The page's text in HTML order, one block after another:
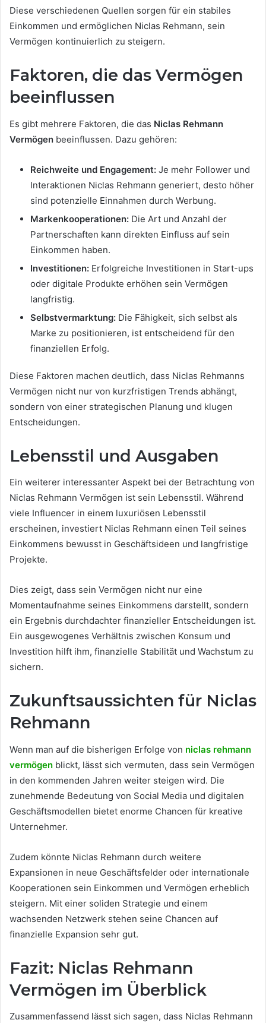
Diese verschiedenen Quellen sorgen für ein stabiles
Einkommen und ermöglichen Niclas Rehmann, sein
Vermögen kontinuierlich zu steigern.
Faktoren, die das Vermögen
beeinflussen
Es gibt mehrere Faktoren, die das Niclas Rehmann
Vermögen beeinflussen. Dazu gehören:
Reichweite und Engagement: Je mehr Follower und
Interaktionen Niclas Rehmann generiert, desto höher
sind potenzielle Einnahmen durch Werbung.
Markenkooperationen: Die Art und Anzahl der
Partnerschaften kann direkten Einfluss auf sein
Einkommen haben.
Investitionen: Erfolgreiche Investitionen in Start-ups
oder digitale Produkte erhöhen sein Vermögen
langfristig.
Selbstvermarktung: Die Fähigkeit, sich selbst als
Marke zu positionieren, ist entscheidend für den
finanziellen Erfolg.
Diese Faktoren machen deutlich, dass Niclas Rehmanns
Vermögen nicht nur von kurzfristigen Trends abhängt,
sondern von einer strategischen Planung und klugen
Entscheidungen.
Lebensstil und Ausgaben
Ein weiterer interessanter Aspekt bei der Betrachtung von
Niclas Rehmann Vermögen ist sein Lebensstil. Während
viele Influencer in einem luxuriösen Lebensstil
erscheinen, investiert Niclas Rehmann einen Teil seines
Einkommens bewusst in Geschäftsideen und langfristige
Projekte.
Dies zeigt, dass sein Vermögen nicht nur eine
Momentaufnahme seines Einkommens darstellt, sondern
ein Ergebnis durchdachter finanzieller Entscheidungen ist.
Ein ausgewogenes Verhältnis zwischen Konsum und
Investition hilft ihm, finanzielle Stabilität und Wachstum zu
sichern.
Zukunftsaussichten für Niclas
Rehmann
Wenn man auf die bisherigen Erfolge von niclas rehmann
vermögen blickt, lässt sich vermuten, dass sein Vermögen
in den kommenden Jahren weiter steigen wird. Die
zunehmende Bedeutung von Social Media und digitalen
Geschäftsmodellen bietet enorme Chancen für kreative
Unternehmer.
Zudem könnte Niclas Rehmann durch weitere
Expansionen in neue Geschäftsfelder oder internationale
Kooperationen sein Einkommen und Vermögen erheblich
steigern. Mit einer soliden Strategie und einem
wachsenden Netzwerk stehen seine Chancen auf
finanzielle Expansion sehr gut.
Fazit: Niclas Rehmann
Vermögen im Überblick
Zusammenfassend lässt sich sagen, dass Niclas Rehmann